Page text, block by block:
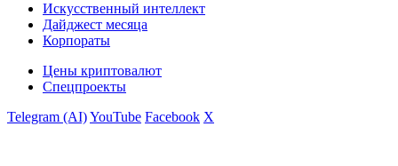
Искусственный интеллект
Дайджест месяца
Корпораты
Цены криптовалют
Спецпроекты
Telegram (AI)YouTube Facebook X